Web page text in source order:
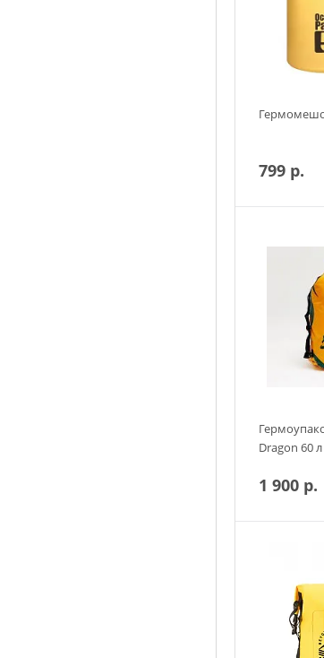
799 р.
Dragon 60
1 900 р.